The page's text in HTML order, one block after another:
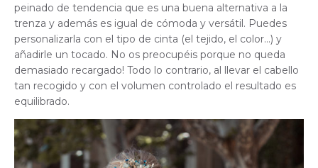
peinado de tendencia que es una buena alternativa a la
trenza y además es igual de cómoda y versátil. Puedes
personalizarla con el tipo de cinta (el tejido, el color…) y
añadirle un tocado. No os preocupéis porque no queda
demasiado recargado! Todo lo contrario, al llevar el cabello
tan recogido y con el volumen controlado el resultado es
equilibrado.